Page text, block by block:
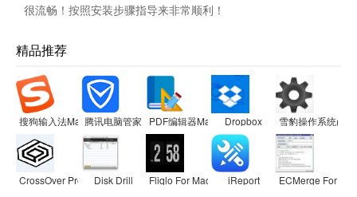
很流畅！按照安装步骤指导来非常顺利！
精品推荐
搜狗输入法Mac版腾讯电脑管家 PDF编辑器Mac版 Dropbox 雪豹操作系统
CrossOver Pro For Mac
Disk Drill Fliqlo For Mac iReport ECMerge For